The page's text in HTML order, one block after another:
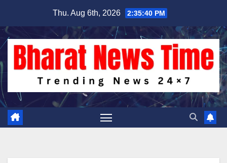
content
Thu. Aug 6th, 2026 2:35:41 PM